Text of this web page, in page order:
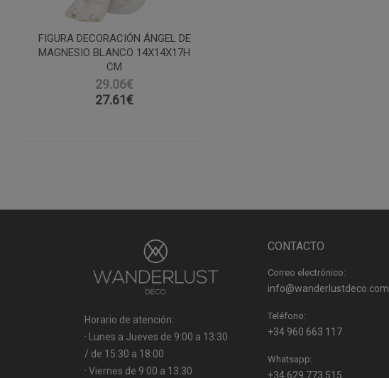
FIGURA DECORACIÓN ÁNGEL DE
MAGNESIO BLANCO 14X14X17H
CM
29.06€
27.61€
Horario de atención:
· Lunes a Jueves de 9:00 a 13:30
/ de 15:30 a 18:00
· Viernes de 9:00 a 13:30
CONTACTO
Correo electrónico:
info@wanderlustdeco.com
Teléfono:
+34 960 663 117
Whatsapp:
+34 629 773 515